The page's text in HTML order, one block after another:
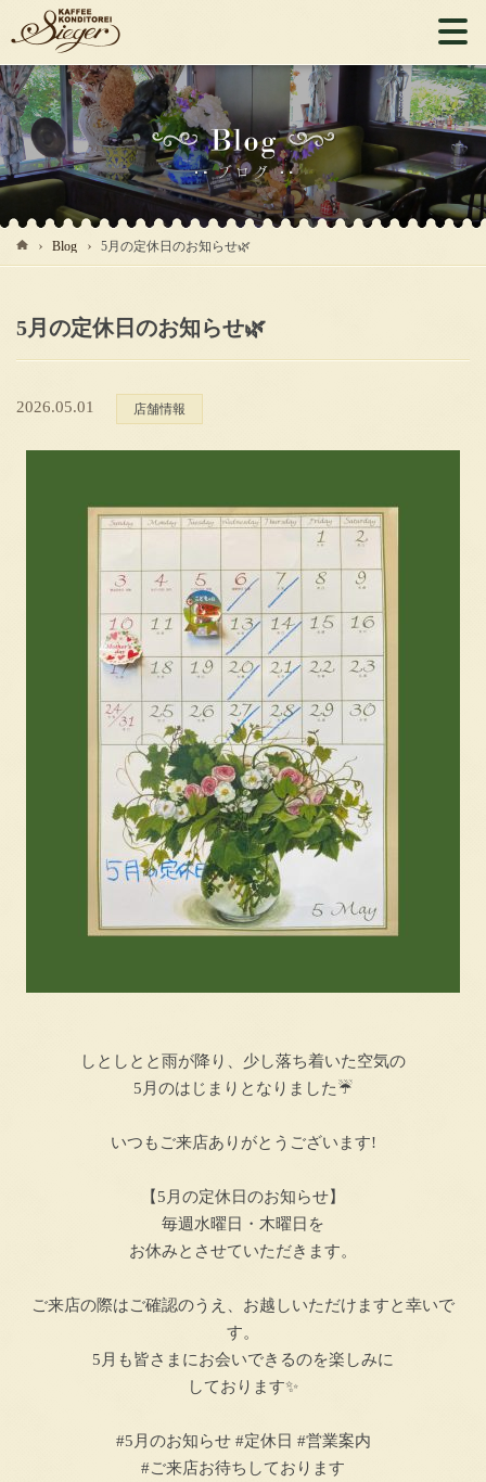
Blog 5月の定休日のお知らせ🌿
5月の定休日のお知らせ🌿
2026.05.01 店舗情報
しとしとと雨が降り、少し落ち着いた空気の
5月のはじまりとなりました☔
いつもご来店ありがとうございます!
【5月の定休日のお知らせ】
毎週水曜日・木曜日を
お休みとさせていただきます。
ご来店の際はご確認のうえ、お越しいただけますと幸いで
す。
5月も皆さまにお会いできるのを楽しみに
しております✨
#5月のお知らせ #定休日 #営業案内
#ご来店お待ちしております